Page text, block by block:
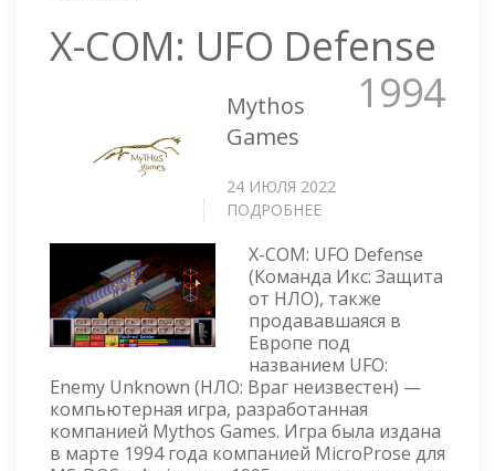
X-COM: UFO Defense
1994
Mythos
Games
24 ИЮЛЯ 2022
ПОДРОБНЕЕ
COM:
UFO
DEFENSE
X-COM: UFO Defense
(Команда Икс: Защита
от НЛО), также
продававшаяся в
Европе под
названием UFO:
Enemy Unknown (НЛО: Враг неизвестен) —
компьютерная игра, разработанная
компанией Mythos Games. Игра была издана
в марте 1994 года компанией MicroProse для